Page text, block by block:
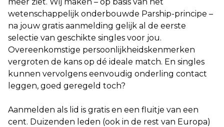
wetenschappelijk onderbouwde Parship-principe –
na jouw gratis aanmelding gelijk al de eerste
selectie van geschikte singles voor jou.
Overeenkomstige persoonlijkheidskenmerken
vergroten de kans op dé ideale match. En singles
kunnen vervolgens eenvoudig onderling contact
leggen, goed geregeld toch?
Aanmelden als lid is gratis en een fluitje van een
cent. Duizenden leden (ook in de rest van Europa)